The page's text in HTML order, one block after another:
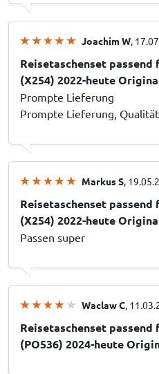
Joachim W ,
Reisetaschenset passend
(X254) 2022-heute
Prompte Lieferung
Prompte Lieferung,
Markus S ,
Reisetaschenset passend
(X254) 2022-heute
Passen super
Waclaw C ,
Reisetaschenset passend
(PO536) 2024-heute